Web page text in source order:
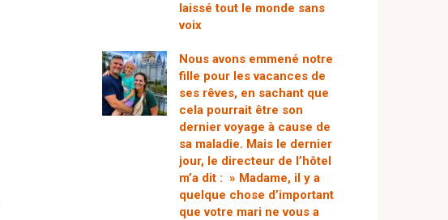
laissé tout le monde sans
voix
Nous avons emmené notre
fille pour les vacances de
ses rêves, en sachant que
cela pourrait être son
dernier voyage à cause de
sa maladie. Mais le dernier
jour, le directeur de l’hôtel
m’a dit : » Madame, il y a
quelque chose d’important
que votre mari ne vous a